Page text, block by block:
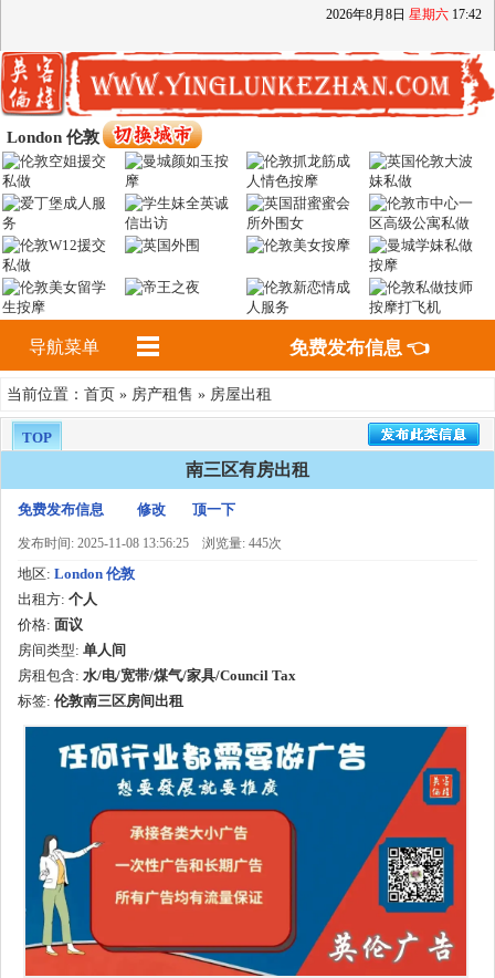
2026年8月 8日 星期六 17:42
London 伦敦
导航菜单 免费发布信息 👈
当前位置： 首页 » 房产租售 » 房屋出租
TOP
南三区有房出租
免费发布信息 修改 顶一下
发布时间: 2025-11-08 13:56:25 浏览量: 445次
地区: London 伦敦
出租方: 个人
价格: 面议
房间类型: 单人间
房租包含: 水/电/宽带/煤气/家具/Council Tax
标签: 伦敦南三区房间出租